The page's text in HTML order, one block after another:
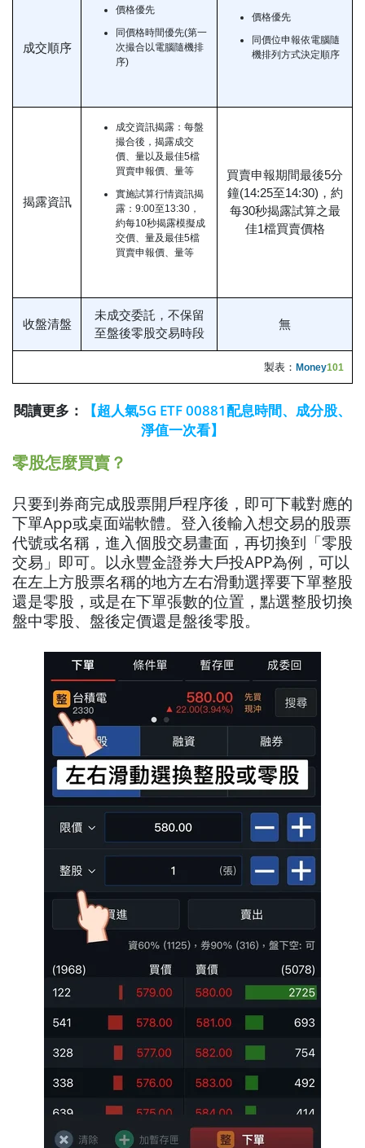
成交順序
價格優先
同價格時間優先(第一
次撮合以電腦隨機排
序)
價格優先
同價位申報依電腦隨
機排列方式決定順序
揭露資訊
成交資訊揭露：每盤
撮合後，揭露成交
價、量以及最佳5檔
買賣申報價、量等
實施試算行情資訊揭
露：9:00至13:30，
約每10秒揭露模擬成
交價、量及最佳5檔
買賣申報價、量等
買賣申報期間最後5分
鐘(14:25至14:30)，約
每30秒揭露試算之最
佳1檔買賣價格
收盤清盤
未成交委託，不保留
至盤後零股交易時段
無
製表： Money101
閱讀更多：
【超人氣5G ETF 00881配息時間、成分股、
淨值一次看】
零股怎麼買賣？
只要到券商完成股票開戶程序後，即可下載對應的
下單App或桌面端軟體。登入後輸入想交易的股票
代號或名稱，進入個股交易畫面，再切換到「零股
交易」即可。以永豐金證券大戶投APP為例，可以
在左上方股票名稱的地方左右滑動選擇要下單整股
還是零股，或是在下單張數的位置，點選整股切換
盤中零股、盤後定價還是盤後零股。